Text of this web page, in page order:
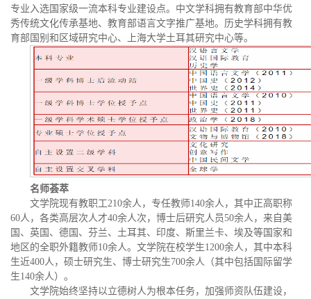
专业入选国家级一流本科专业建设点。中文学科拥有教育部中华优
秀传统文化传承基地、教育部语言文字推广基地。历史学科拥有教
育部国别和区域研究中心、上海大学土耳其研究中心等。
名师荟萃
文学院现有教职工210余人，专任教师140余人，其中正高职称
60人，各类高层次人才40余人次，博士后研究人员50余人，来自美
国、英国、德国、芬兰、土耳其、印度、斯里兰卡、埃及等国家和
地区的全职外籍教师10余人。文学院在校学生1200余人，其中本科
生近400人，硕士研究生、博士研究生700余人（其中包括国际留学
生140余人）。
文学院始终坚持以立德树人为根本任务，加强师资队伍建设，